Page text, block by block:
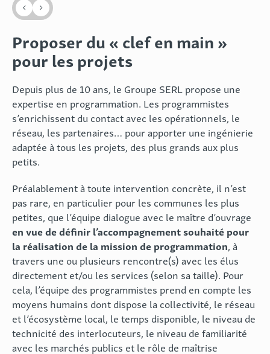
Proposer du « clef en main »
pour les projets
Depuis plus de 10 ans, le Groupe SERL propose une
expertise en programmation. Les programmistes
s’enrichissent du contact avec les opérationnels, le
réseau, les partenaires… pour apporter une ingénierie
adaptée à tous les projets, des plus grands aux plus
petits.
Préalablement à toute intervention concrète, il n’est
pas rare, en particulier pour les communes les plus
petites, que l’équipe dialogue avec le maître d’ouvrage
en vue de définir l’accompagnement souhaité pour
la réalisation de la mission de programmation, à
travers une ou plusieurs rencontre(s) avec les élus
directement et/ou les services (selon sa taille). Pour
cela, l’équipe des programmistes prend en compte les
moyens humains dont dispose la collectivité, le réseau
et l’écosystème local, le temps disponible, le niveau de
technicité des interlocuteurs, le niveau de familiarité
avec les marchés publics et le rôle de maîtrise